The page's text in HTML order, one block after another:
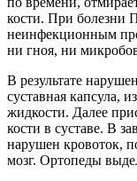
кости. При болезни
неинфекционным
ни гноя, ни
В результате
суставная капсула,
жидкости. Далее
кости в суставе. В
нарушен кровоток,
мозг. Ортопеды